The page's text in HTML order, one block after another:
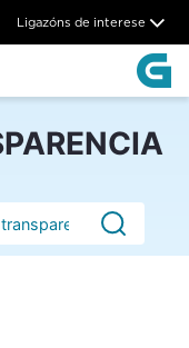
Ligazóns de interese